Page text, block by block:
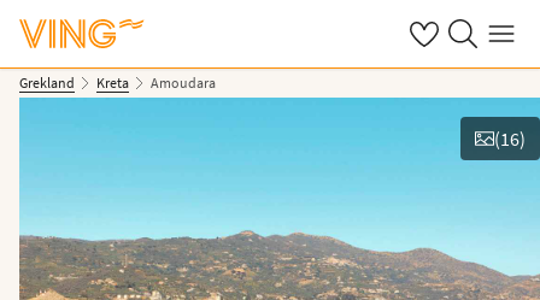
Se dinaSök på ving.se
Meny
Grekland Kreta Amoudara
Se bilder
(16)